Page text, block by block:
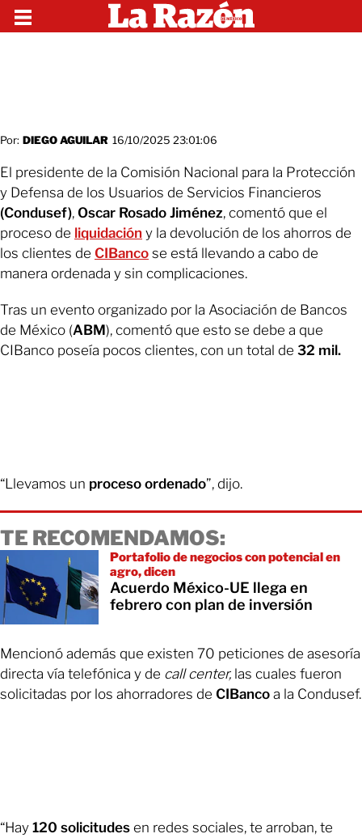
Por: DIEGO AGUILAR 16/10/2025 23:01:06
El presidente de la Comisión Nacional para la Protección
y Defensa de los Usuarios de Servicios Financieros
(Condusef), Oscar Rosado Jiménez, comentó que el
proceso de liquidación y la devolución de los ahorros de
los clientes de CIBanco se está llevando a cabo de
manera ordenada y sin complicaciones.
Tras un evento organizado por la Asociación de Bancos
de México (ABM), comentó que esto se debe a que
CIBanco poseía pocos clientes, con un total de 32 mil.
“Llevamos un proceso ordenado”, dijo.
TE RECOMENDAMOS:
Portafolio de negocios con potencial en
agro, dicen
Acuerdo México-UE llega en
febrero con plan de inversión
Mencionó además que existen 70 peticiones de asesoría
directa vía telefónica y de call center, las cuales fueron
solicitadas por los ahorradores de CIBanco a la Condusef.
“Hay 120 solicitudes en redes sociales, te arroban, te